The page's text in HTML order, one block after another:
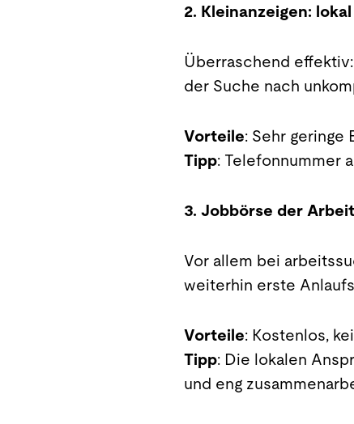
2. Kleinanzeigen:
Überraschend
der Suche nach
Vorteile: Sehr geringe
Tipp: Telefonnummer
3. Jobbörse der
Vor allem bei
weiterhin erste
Vorteile: Kostenlos,
Tipp: Die lokalen
und eng